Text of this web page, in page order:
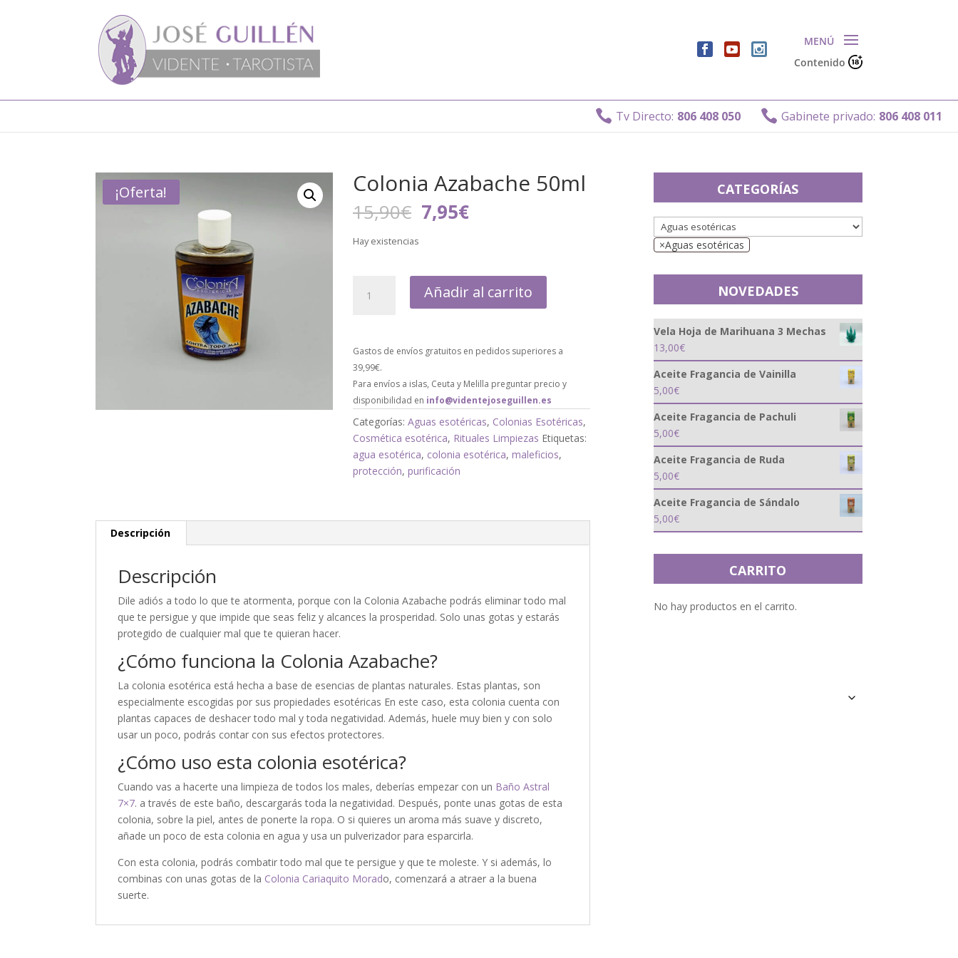
Contenido
 Tv Directo: 806 408 050  Gabinete privado: 806 408 011
¡Oferta! Colonia Azabache 50ml
15,90€ El
precio
15,90€.
7,95€El
7,95€.
Hay existencias
Añadir al carrito
Gastos de envíos gratuitos en pedidos superiores a
39,99€.
Para envíos a islas, Ceuta y Melilla preguntar precio y
disponibilidad en info@videntejoseguillen.es
Categorías:Aguas esotéricas, Colonias Esotéricas,
Cosmética esotérica, Rituales Limpiezas Etiquetas:
agua esotérica, colonia esotérica,maleficios,
protección,purificación
Descripción
Descripción
Dile adiós a todo lo que te atormenta, porque con la Colonia Azabache podrás eliminar todo mal
que te persigue y que impide que seas feliz y alcances la prosperidad. Solo unas gotas y estarás
protegido de cualquier mal que te quieran hacer.
¿Cómo funciona la Colonia Azabache?
La colonia esotérica está hecha a base de esencias de plantas naturales. Estas plantas, son
especialmente escogidas por sus propiedades esotéricas En este caso, esta colonia cuenta con
plantas capaces de deshacer todo mal y toda negatividad. Además, huele muy bien y con solo
usar un poco, podrás contar con sus efectos protectores.
¿Cómo uso esta colonia esotérica?
Cuando vas a hacerte una limpieza de todos los males, deberías empezar con un Baño Astral
7×7. a través de este baño, descargarás toda la negatividad. Después, ponte unas gotas de esta
colonia, sobre la piel, antes de ponerte la ropa. O si quieres un aroma más suave y discreto,
añade un poco de esta colonia en agua y usa un pulverizador para esparcirla.
Con esta colonia, podrás combatir todo mal que te persigue y que te moleste. Y si además, lo
combinas con unas gotas de la Colonia Cariaquito Morado, comenzará a atraer a la buena
suerte.
CATEGORÍAS
×Aguas esotéricas
NOVEDADES
Vela Hoja de Marihuana 3 Mechas
13,00€
Aceite Fragancia de Vainilla
5,00€
Aceite Fragancia de Pachuli
5,00€
Aceite Fragancia de Ruda
5,00€
Aceite Fragancia de Sándalo
5,00€
CARRITO
No hay productos en el carrito.